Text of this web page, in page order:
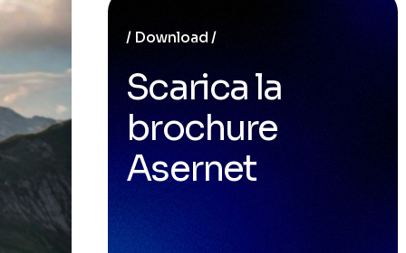
Download
Scarica la
brochure
Asernet